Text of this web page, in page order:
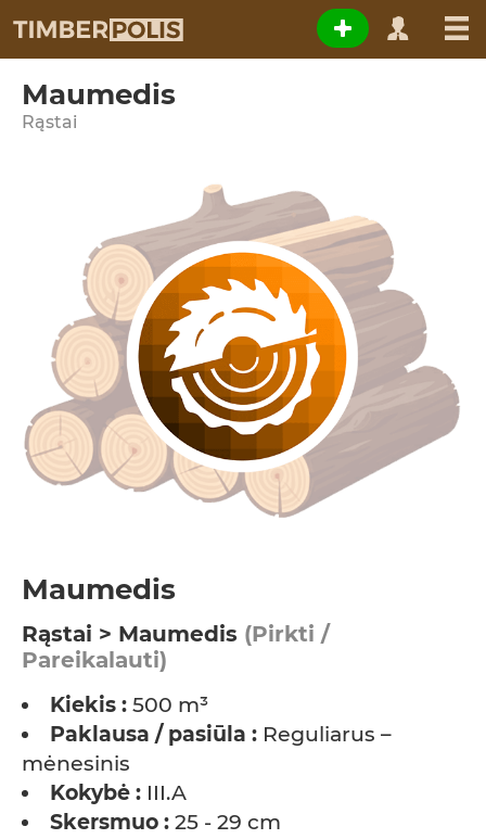
Maumedis
Rąstai
Maumedis
Rąstai > Maumedis (Pirkti /
Pareikalauti)
Kiekis : 500 m³
Paklausa / pasiūla : Reguliarus –
mėnesinis
Kokybė : III.A
Skersmuo : 25 - 29 cm